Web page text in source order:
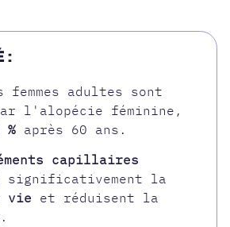
:
femmes adultes sont
l'alopécie féminine,
% après 60 ans.
capillaires
significativement la
vie et réduisent la